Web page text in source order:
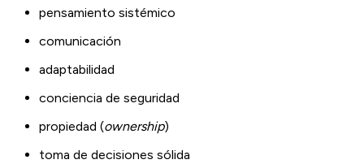
pensamiento sistémico
comunicación
adaptabilidad
conciencia de seguridad
propiedad (ownership)
toma de decisiones sólida